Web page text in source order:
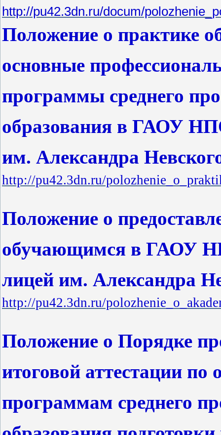
http://pu42.3dn.ru/docum/
Положение о практике
основные
программы среднего
образования в ГАОУ
им. Александра
http://pu42.3dn.ru/
Положение о
обучающимся в ГАОУ
лицей им. Александра
http://pu42.3dn.ru/
Положение о Порядке
итоговой аттестации по
программам среднего